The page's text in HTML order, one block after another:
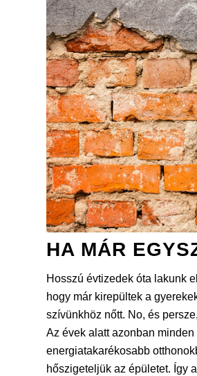
HA MÁR
Hosszú évtizedek óta lakunk
hogy már kirepültek a
szívünkhöz nőtt. No, és
Az évek alatt azonban
energiatakarékosabb
hőszigeteljük az épületet. Így